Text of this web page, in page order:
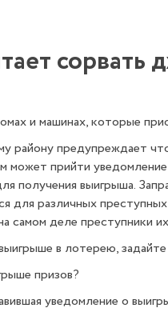
сорвать
и машинах, которые
предупреждает что
может прийти
получения выигрыша.
для различных
самом деле преступники
в лотерею,
призов?
уведомление о